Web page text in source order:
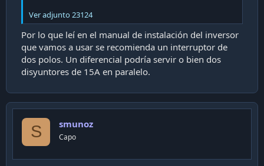
Ver adjunto 23124
Por lo que leí en el manual de instalación del inversor
que vamos a usar se recomienda un interruptor de
dos polos. Un diferencial podría servir o bien dos
disyuntores de 15A en paralelo.
S smunoz
Capo